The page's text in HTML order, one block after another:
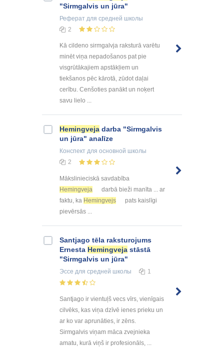
"Sirmgalvis un jūra"
Реферат для средней школы
2
Kā cildeno sirmgalvja raksturā varētu
minēt viņa nepadošanos pat pie
visgrūtākajiem apstākļiem un
tiekšanos pēc kārotā, zūdot daļai
cerību. Cenšoties panākt un noķert
savu lielo ...
Hemingveja darba "Sirmgalvis
un jūra" analīze
Конспект для основной школы
2
Mākslinieciskā savdabība
Hemingveja
darbā bieži manīta ... ar
faktu, ka Hemingvejs
pats kaislīgi
pievērsās ...
Santjago tēla raksturojums
Ernesta Hemingveja stāstā
"Sirmgalvis un jūra"
Эссе для средней школы 1
Santjago ir vientuļš vecs vīrs, vienīgais
cilvēks, kas viņa dzīvē ienes prieku un
ar ko var aprunāties, ir zēns.
Sirmgalvis viņam māca zvejnieka
amatu, kurā viņš ir profesionāls, ...